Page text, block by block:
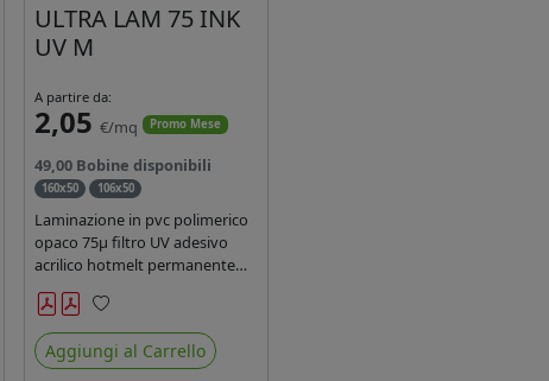
ULTRA LAM 75 INK
UV M
A partire da:
2,05 €/mq Promo Mese
49,00 Bobine disponibili
160x50 106x50
Laminazione in pvc polimerico
opaco 75µ filtro UV adesivo
acrilico hotmelt permanente
specifico per stampe con
inchiostri UV durata 7 anni
indoor e 5 outdoor. Dotato di
certificato ignifugo Bs1d0.
Preferiti
Aggiungi al Carrello